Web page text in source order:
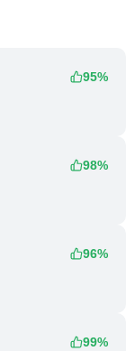
95%
98%
96%
99%